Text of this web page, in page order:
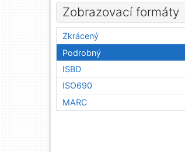
Zobrazovací formáty
Zkrácený
Podrobný
ISBD
ISO690
MARC